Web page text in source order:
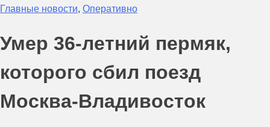
Главные новости, Оперативно
Умер 36-летний пермяк,
которого сбил поезд
Москва-Владивосток